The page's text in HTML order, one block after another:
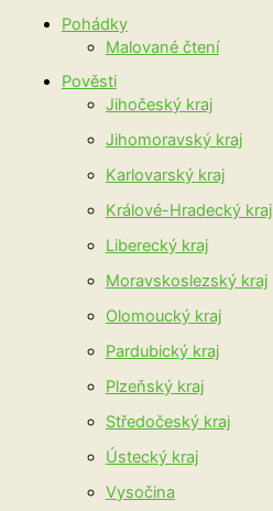
Pohádky
Malované čtení
Pověsti
Jihočeský kraj
Jihomoravský kraj
Karlovarský kraj
Králové-Hradecký kraj
Liberecký kraj
Moravskoslezský kraj
Olomoucký kraj
Pardubický kraj
Plzeňský kraj
Středočeský kraj
Ústecký kraj
Vysočina